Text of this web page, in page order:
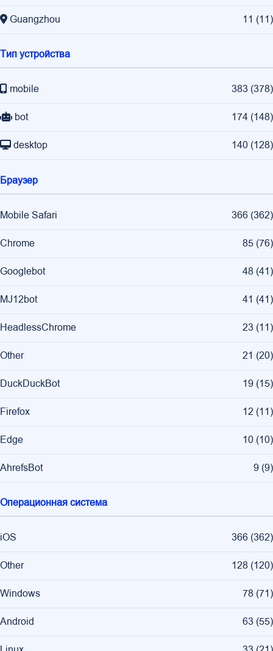
Guangzhou 11 (11)
Тип устройства
mobile 383 (378)
bot 174 (148)
desktop 140 (128)
Браузер
Mobile Safari 366 (362)
Chrome 85 (76)
Googlebot 48 (41)
MJ12bot 41 (41)
HeadlessChrome 23 (11)
Other 21 (20)
DuckDuckBot 19 (15)
Firefox 12 (11)
Edge 10 (10)
AhrefsBot 9 (9)
Операционная система
iOS 366 (362)
Other 128 (120)
Windows 78 (71)
Android 63 (55)